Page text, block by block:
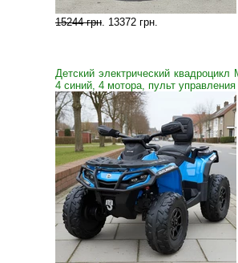
15244 грн. 13372 грн.
Детский электрический квадроцикл
4 синий, 4 мотора, пульт управления